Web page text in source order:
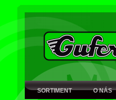
SORTIMENT O NÁS